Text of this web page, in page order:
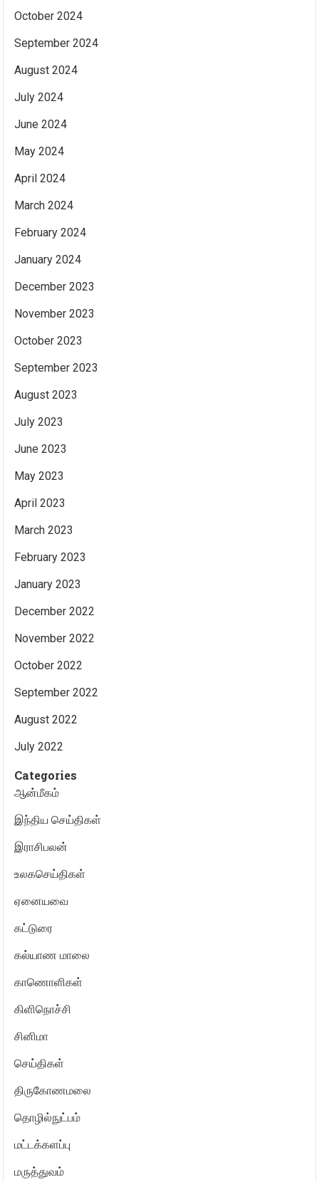
October 2024
September 2024
August 2024
July 2024
June 2024
May 2024
April 2024
March 2024
February 2024
January 2024
December 2023
November 2023
October 2023
September 2023
August 2023
July 2023
June 2023
May 2023
April 2023
March 2023
February 2023
January 2023
December 2022
November 2022
October 2022
September 2022
August 2022
July 2022
Categories
ஆன்மீகம்
இந்திய செய்திகள்
இராசிபலன்
உலகசெய்திகள்
ஏனையவை
கட்டுரை
கல்யாண மாலை
காணொளிகள்
கிளிநொச்சி
சினிமா
செய்திகள்
திருகோணமலை
தொழில்நுட்பம்
மட்டக்களப்பு
மருத்துவம்